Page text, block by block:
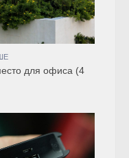
для офиса (4